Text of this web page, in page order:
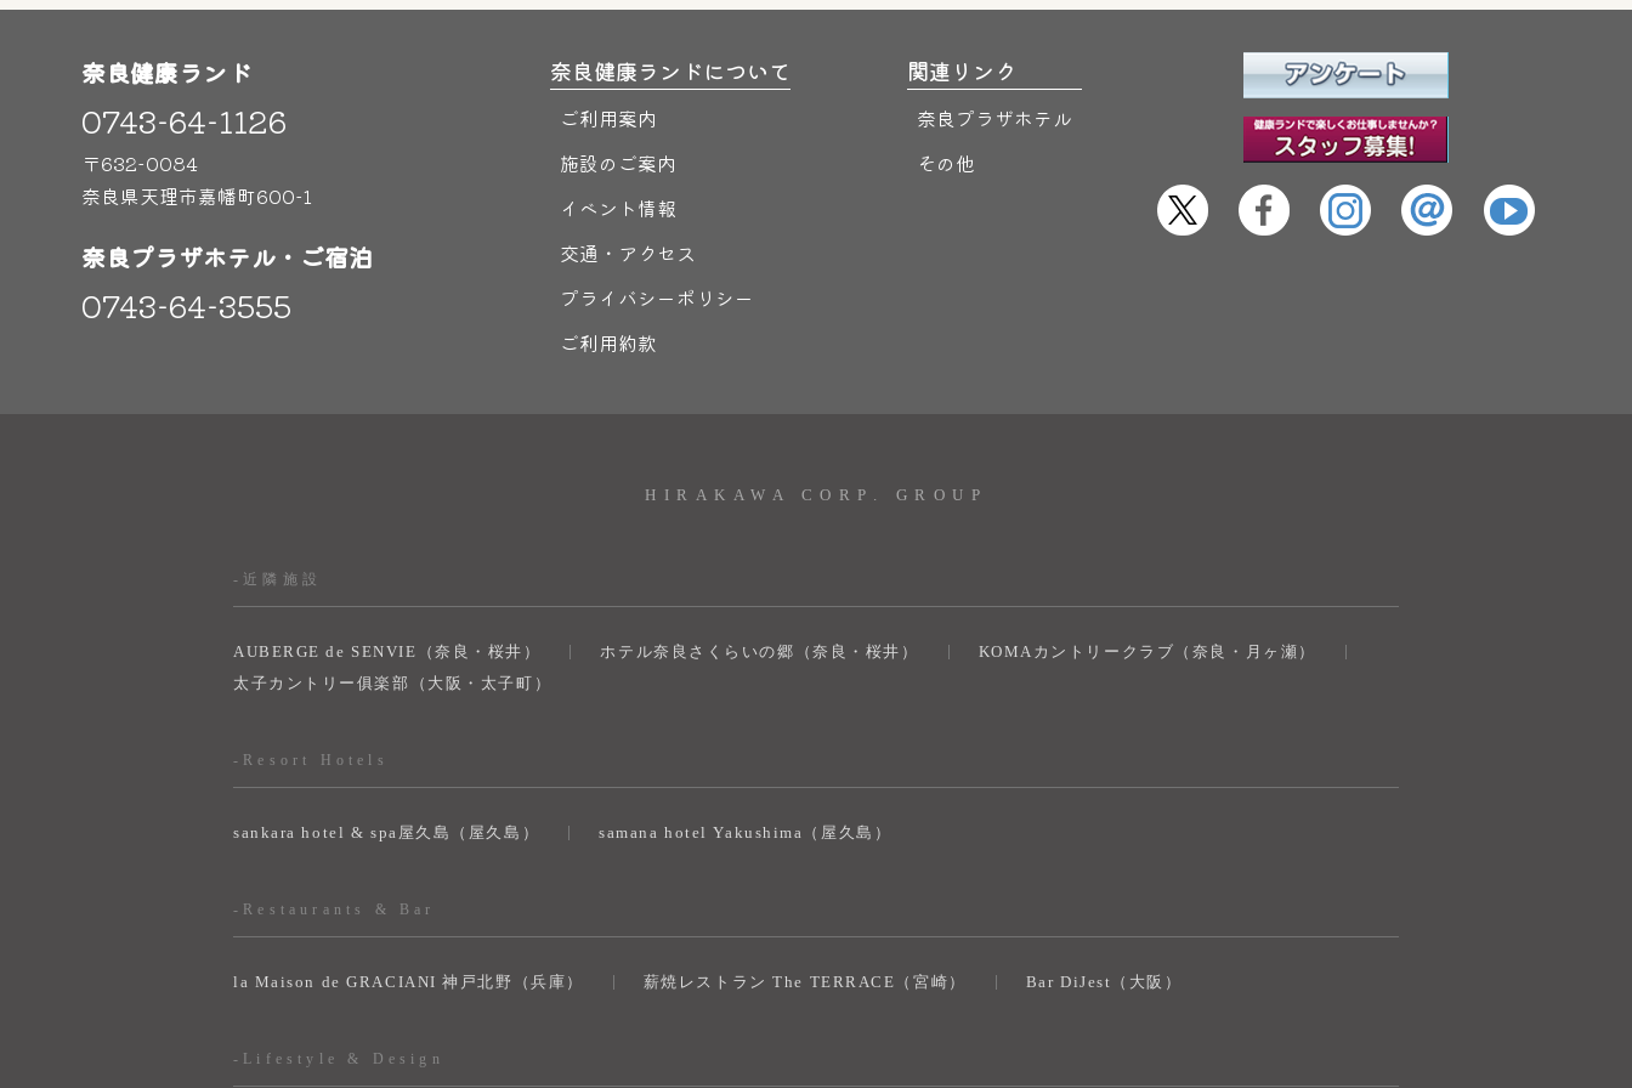
奈良健康ランド
0743-64-1126
〒632-0084
奈良県天理市嘉幡町600-1
奈良プラザホテル・ご宿泊
0743-64-3555
奈良健康ランドについて
ご利用案内
施設のご案内
イベント情報
交通・アクセス
プライバシーポリシー
ご利用約款
関連リンク
奈良プラザホテル
その他
HIRAKAWA CORP. GROUP
-近隣施設
AUBERGE de SENVIE（奈良・桜井） ホテル奈良さくらいの郷（奈良・桜井）
KOMAカントリークラブ（奈良・月ヶ瀬）
太子カントリー俱楽部（大阪・太子町）
-Resort Hotels
sankara hotel & spa屋久島（屋久島） samana hotel Yakushima（屋久島）
-Restaurants & Bar
la Maison de GRACIANI 神戸北野（兵庫） 薪焼レストラン The TERRACE（宮崎） Bar DiJest（大阪）
-Lifestyle & Design
奈良健康ランド
AIコンシェルジュ